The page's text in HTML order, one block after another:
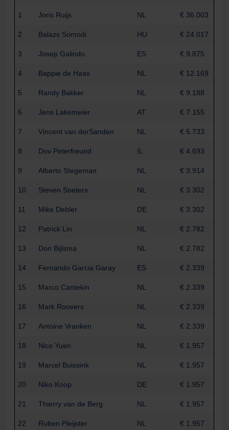
1 Joris Ruijs NL € 36.003
2 Balazs Somodi HU € 24.017
3 Josep Galindo ES € 9.875
4 Bappie de Haas NL € 12.169
5 Randy Bakker NL € 9.188
6 Jens Lakemeier AT € 7.155
7 Vincent van derSanden NL € 5.733
8 Dov Peterfreund IL € 4.693
9 Alberto Stegeman NL € 3.914
10 Steven Soeters NL € 3.302
11 Mike Debler DE € 3.302
12 Patrick Lin NL € 2.782
13 Don Bijlsma NL € 2.782
14 Fernando Garcia Garay ES € 2.339
15 Marco Cantekin NL € 2.339
16 Mark Roovers NL € 2.339
17 Antoine Vranken NL € 2.339
18 Nico Yuen NL € 1.957
19 Marcel Buissink NL € 1.957
20 Niko Koop DE € 1.957
21 Thierry van de Berg NL € 1.957
22 Ruben Pleijster NL € 1.957